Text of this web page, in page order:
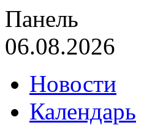
Панель
06.08.2026
Новости
Календарь